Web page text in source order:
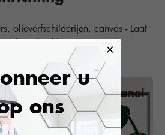
olieverfschilderijen, canvas - Laat
schoonheid los
Three Panel
u
ons